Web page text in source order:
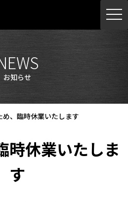
お知らせ
め、臨時休業いたします
時休業いたしま
す